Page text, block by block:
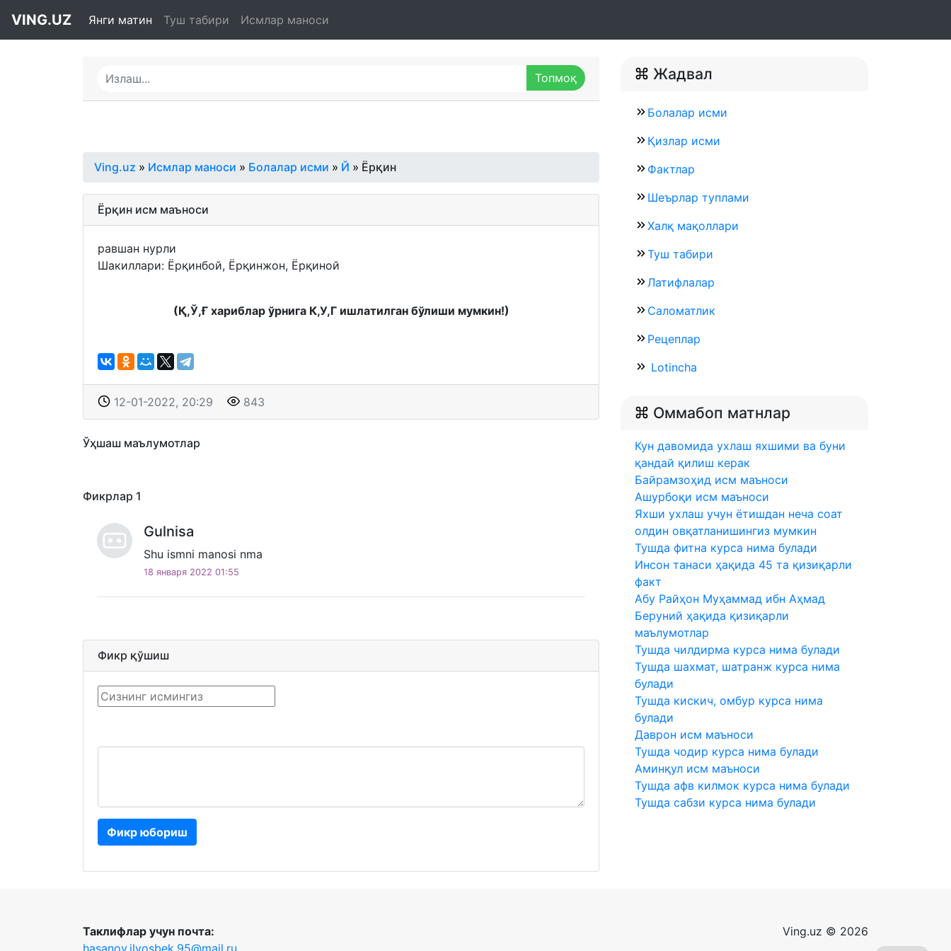
VING.UZ Янги матин Туш табири Исмлар маноси
Ving.uz » Исмлар маноси » Болалар исми » Й » Ёрқин
Ёрқин исм маъноси
равшан нурли
Шакиллари: Ёрқинбой, Ёрқинжон, Ёрқиной
(Қ,Ў,Ғ хариблар ўрнига К,У,Г ишлатилган бўлиши мумкин!)
12-01-2022, 20:29 843
Ўҳшаш маълумотлар
Фикрлар 1
Gulnisa
Shu ismni manosi nma
18 января 2022 01:55
Фикр қўшиш
Фикр юбориш
Жадвал
Болалар исми
Қизлар исми
Фактлар
Шеърлар туплами
Халқ мақоллари
Туш табири
Латифлалар
Саломатлик
Рецеплар
Lotincha
Оммабоп матнлар
Кун давомида ухлаш яхшими ва буни
қандай қилиш керак
Байрамзоҳид исм маъноси
Ашурбоқи исм маъноси
Яхши ухлаш учун ётишдан неча соат
олдин овқатланишингиз мумкин
Тушда фитна курса нима булади
Инсон танаси ҳақида 45 та қизиқарли
факт
Абу Райҳон Муҳаммад ибн Аҳмад
Беруний ҳақида қизиқарли
маълумотлар
Тушда чилдирма курса нима булади
Тушда шахмат, шатранж курса нима
булади
Тушда кискич, омбур курса нима
булади
Даврон исм маъноси
Тушда чодир курса нима булади
Аминқул исм маъноси
Тушда афв килмок курса нима булади
Тушда сабзи курса нима булади
Таклифлар учун почта:
hasanov.ilyosbek.95@mail.ru
Ving.uz © 2026